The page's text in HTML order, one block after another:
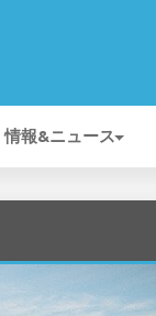
情報&ニュース